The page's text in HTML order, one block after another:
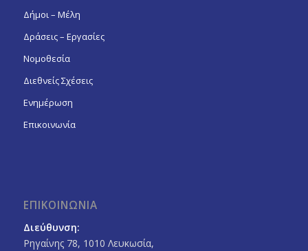
Δήμοι – Μέλη
Δράσεις – Εργασίες
Νομοθεσία
Διεθνείς Σχέσεις
Ενημέρωση
Επικοινωνία
ΕΠΙΚΟΙΝΩΝΙΑ
Διεύθυνση:
Ρηγαίνης 78, 1010 Λευκωσία,